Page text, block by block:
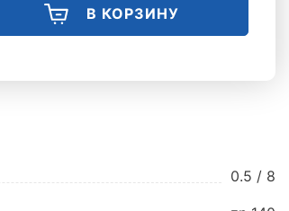
В КОРЗИНУ
0.5 / 8